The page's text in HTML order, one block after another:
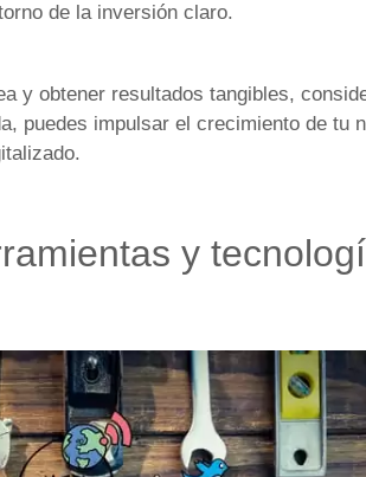
de la inversión claro.
y obtener resultados tangibles,
puedes impulsar el crecimiento de tu
y